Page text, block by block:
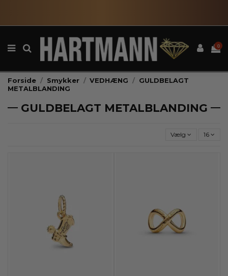
0
Forside Smykker VEDHÆNG
GULDBELAGT
METALBLANDING
GULDBELAGT METALBLANDING
Vælg 16